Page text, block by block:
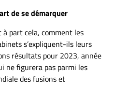
de se démarquer
à part cela, comment les
s’expliquent-ils leurs
résultats pour 2023, année
ne figurera pas parmi les
des fusions et